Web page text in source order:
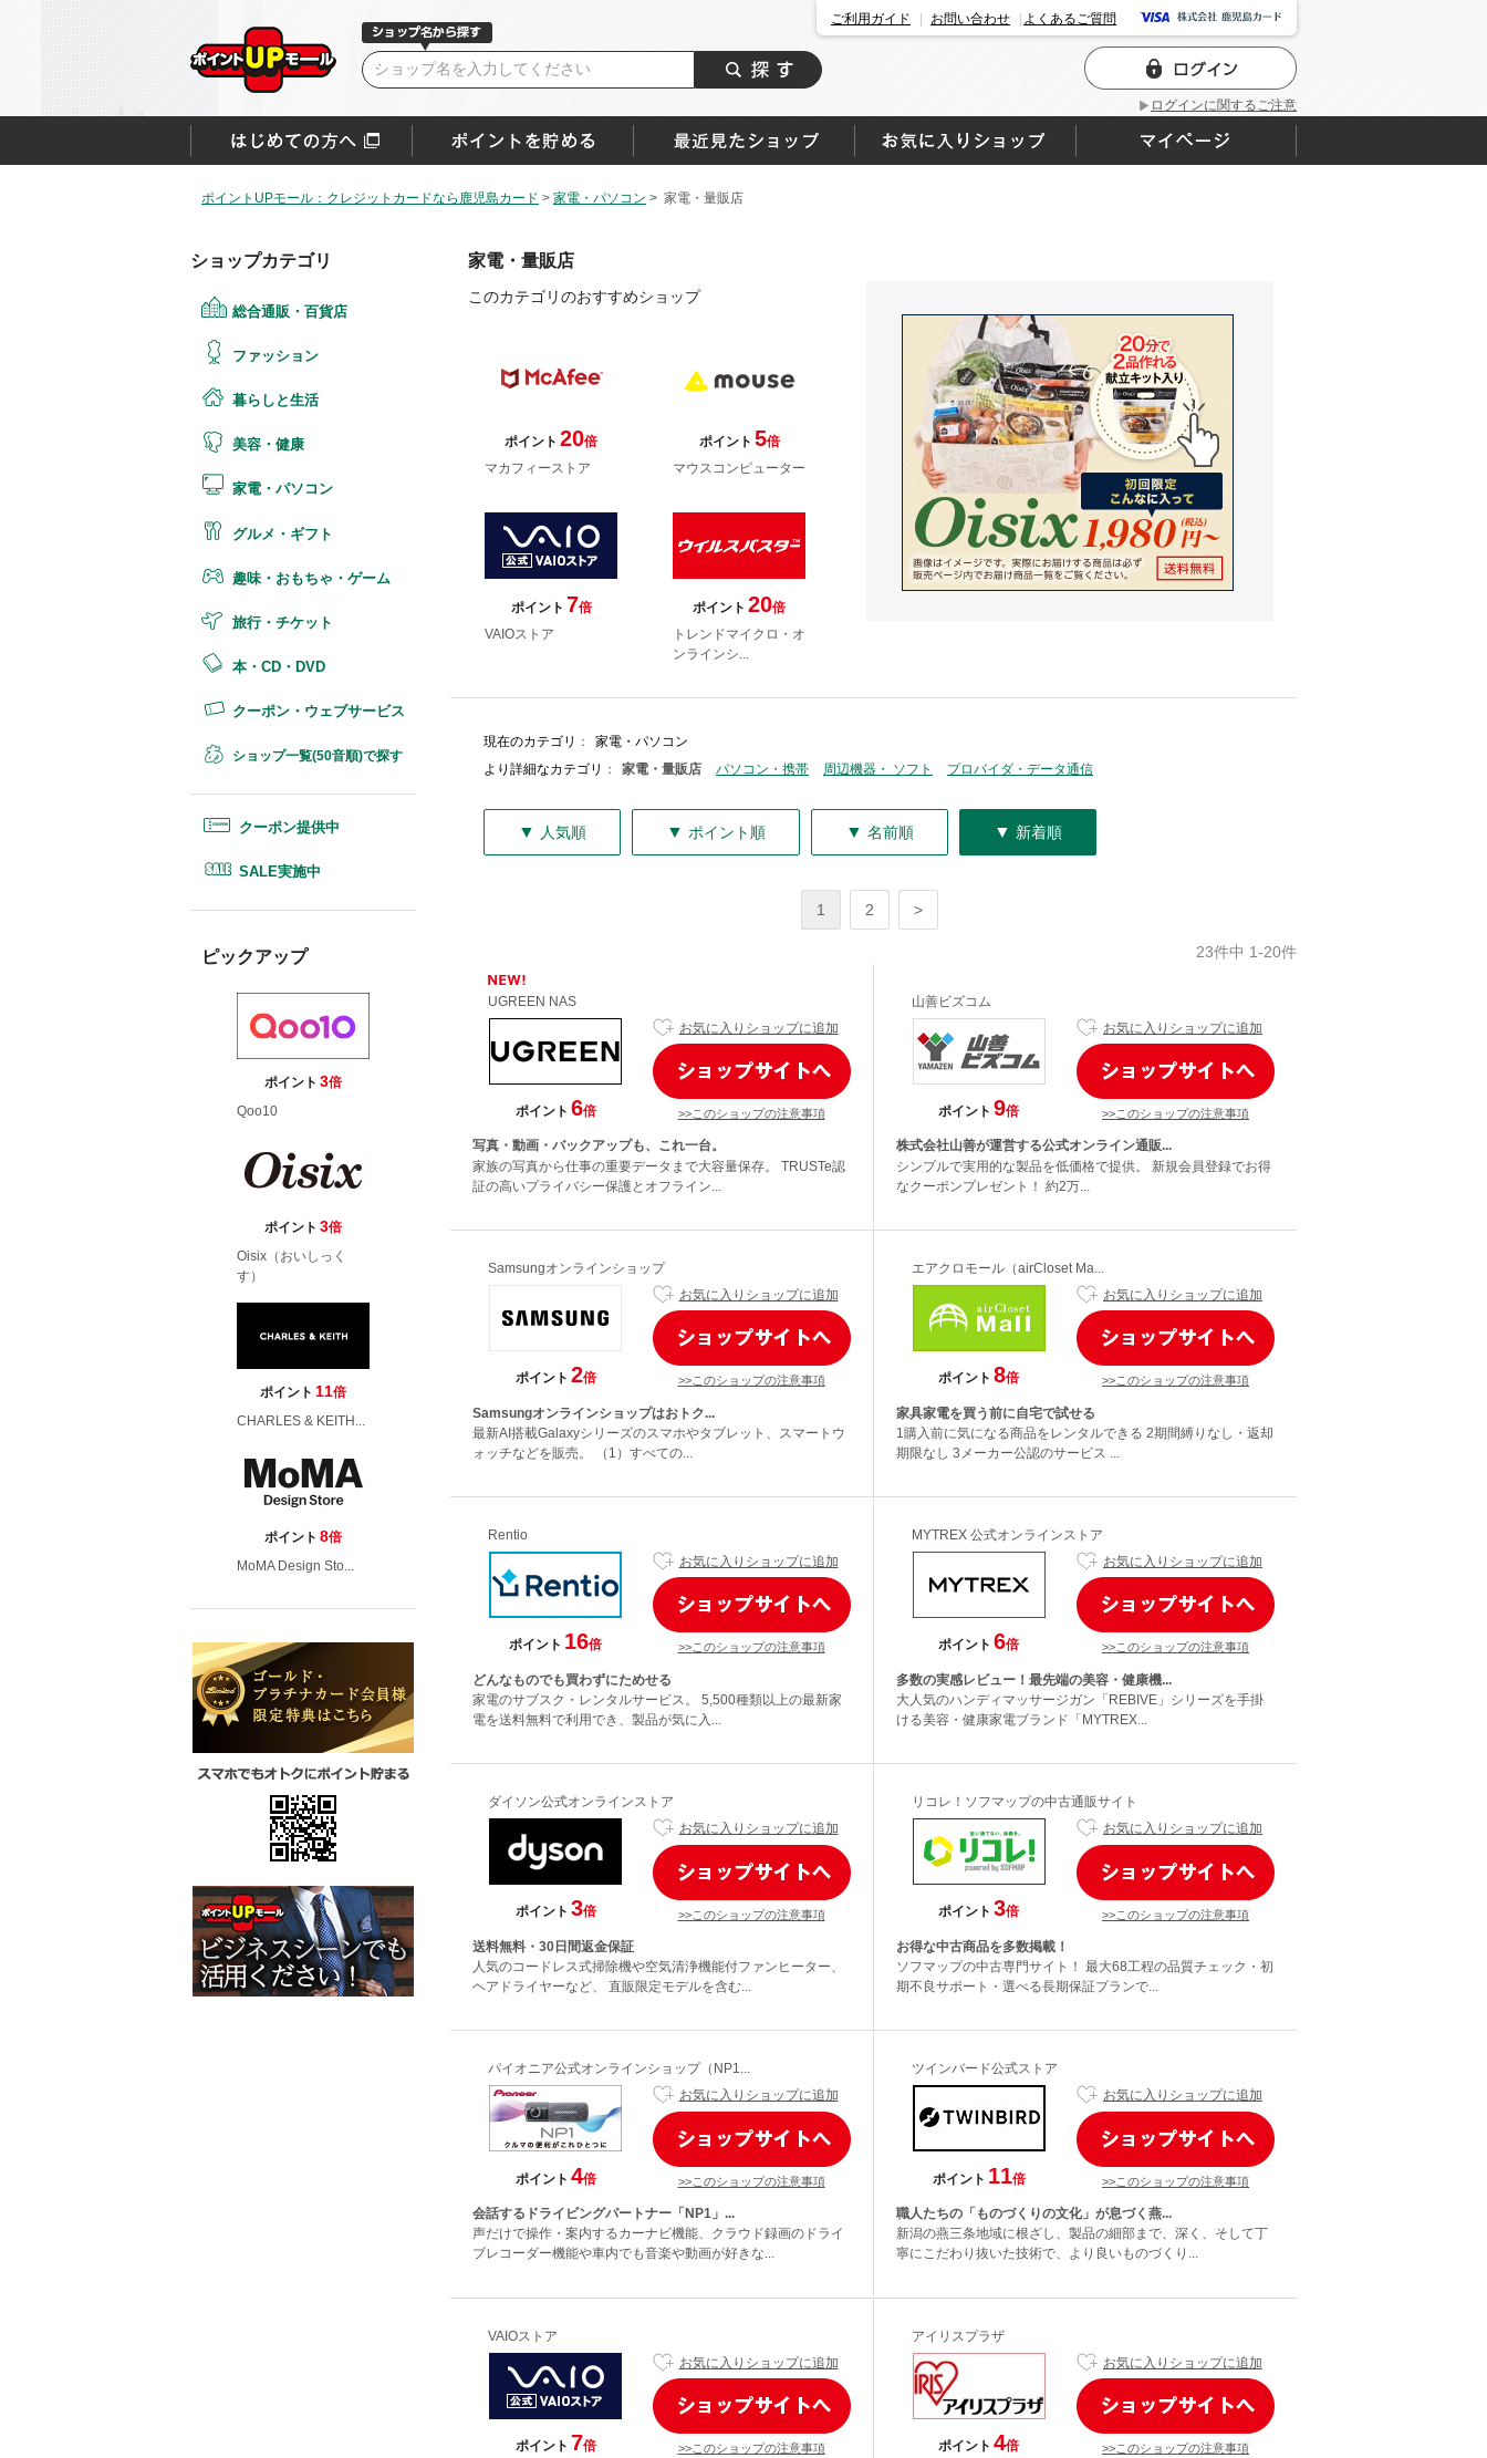
ログインに関するご注意
ご利用ガイド お問い合わせ よくあるご質問
ポイントUPモール：クレジットカードなら鹿児島カード > 家電・パソコン > 家電・量販店
ショップカテゴリ
総合通販・百貨店
ファッション
暮らしと生活
美容・健康
家電・パソコン
グルメ・ギフト
趣味・おもちゃ・ゲーム
旅行・チケット
本・CD・DVD
クーポン・ウェブサービス
ショップ一覧(50音順)で探す
クーポン提供中
SALE実施中
ピックアップ
ポイント 3倍
Qoo10
ポイント 3倍
Oisix（おいしっく
す）
ポイント 11倍
CHARLES & KEITH...
ポイント 8倍
MoMA Design Sto...
家電・量販店
このカテゴリのおすすめショップ
ポイント 20倍
マカフィーストア
ポイント 5倍
マウスコンピューター
ポイント 7倍
VAIOストア
ポイント 20倍
トレンドマイクロ・オ
ンラインシ...
現在のカテゴリ ：
家電・パソコン
より詳細なカテゴリ ： 家電・量販店 パソコン・携帯 周辺機器・ ソフト プロバイダ・データ通信
▼ 人気順 ▼ ポイント順 ▼ 名前順 ▼ 新着順
1 2 >
23件中 1-20件
UGREEN NAS
ポイント 6倍
お気に入りショップに追加
>>このショップの注意事項
写真・動画・バックアップも、これ一台。
家族の写真から仕事の重要データまで大容量保存。 TRUSTe認
証の高いプライバシー保護とオフライン...
山善ビズコム
ポイント 9倍
お気に入りショップに追加
>>このショップの注意事項
株式会社山善が運営する公式オンライン通販...
シンプルで実用的な製品を低価格で提供。 新規会員登録でお得
なクーポンプレゼント！ 約2万...
Samsungオンラインショップ
ポイント 2倍
お気に入りショップに追加
>>このショップの注意事項
Samsungオンラインショップはおトク...
最新AI搭載Galaxyシリーズのスマホやタブレット、スマートウ
ォッチなどを販売。 （1）すべての...
エアクロモール（airCloset Ma...
ポイント 8倍
お気に入りショップに追加
>>このショップの注意事項
家具家電を買う前に自宅で試せる
1購入前に気になる商品をレンタルできる 2期間縛りなし・返却
期限なし 3メーカー公認のサービス ...
Rentio
ポイント 16倍
お気に入りショップに追加
>>このショップの注意事項
どんなものでも買わずにためせる
家電のサブスク・レンタルサービス。 5,500種類以上の最新家
電を送料無料で利用でき、製品が気に入...
MYTREX 公式オンラインストア
ポイント 6倍
お気に入りショップに追加
>>このショップの注意事項
多数の実感レビュー！最先端の美容・健康機...
大人気のハンディマッサージガン「REBIVE」シリーズを手掛
ける美容・健康家電ブランド「MYTREX...
ダイソン公式オンラインストア
ポイント 3倍
お気に入りショップに追加
>>このショップの注意事項
送料無料・30日間返金保証
人気のコードレス式掃除機や空気清浄機能付ファンヒーター、
ヘアドライヤーなど、 直販限定モデルを含む...
リコレ！ソフマップの中古通販サイト
ポイント 3倍
お気に入りショップに追加
>>このショップの注意事項
お得な中古商品を多数掲載！
ソフマップの中古専門サイト！ 最大68工程の品質チェック・初
期不良サポート・選べる長期保証プランで...
パイオニア公式オンラインショップ（NP1...
ポイント 4倍
お気に入りショップに追加
>>このショップの注意事項
会話するドライビングパートナー「NP1」...
声だけで操作・案内するカーナビ機能、クラウド録画のドライ
ブレコーダー機能や車内でも音楽や動画が好きな...
ツインバード公式ストア
ポイント 11倍
お気に入りショップに追加
>>このショップの注意事項
職人たちの「ものづくりの文化」が息づく燕...
新潟の燕三条地域に根ざし、製品の細部まで、深く、そして丁
寧にこだわり抜いた技術で、より良いものづくり...
VAIOストア
ポイント 7倍
お気に入りショップに追加
>>このショップの注意事項
アイリスプラザ
ポイント 4倍
お気に入りショップに追加
>>このショップの注意事項